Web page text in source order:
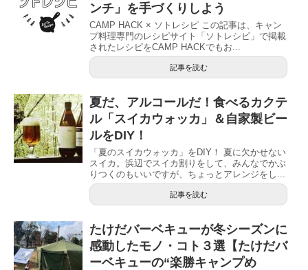
ンチ」を手づくりしよう
CAMP HACK × ソトレシピ この記事は、キャン
プ料理専門のレシピサイト「ソトレシピ」で掲載
されたレシピをCAMP HACKでもお...
記事を読む
夏だ、アルコールだ！食べるカクテ
ル「スイカウォッカ」＆自家製ビー
ルをDIY！
「夏のスイカウォッカ」をDIY！ 夏に欠かせない
スイカ。浜辺でスイカ割りをして、みんなでかぶ
りつくのもいいですが、ちょっとアレンジをし...
記事を読む
たけだバーベキューが冬シーズンに
感動したモノ・コト３選【たけだバ
ーベキューの“楽勝キャンプめ